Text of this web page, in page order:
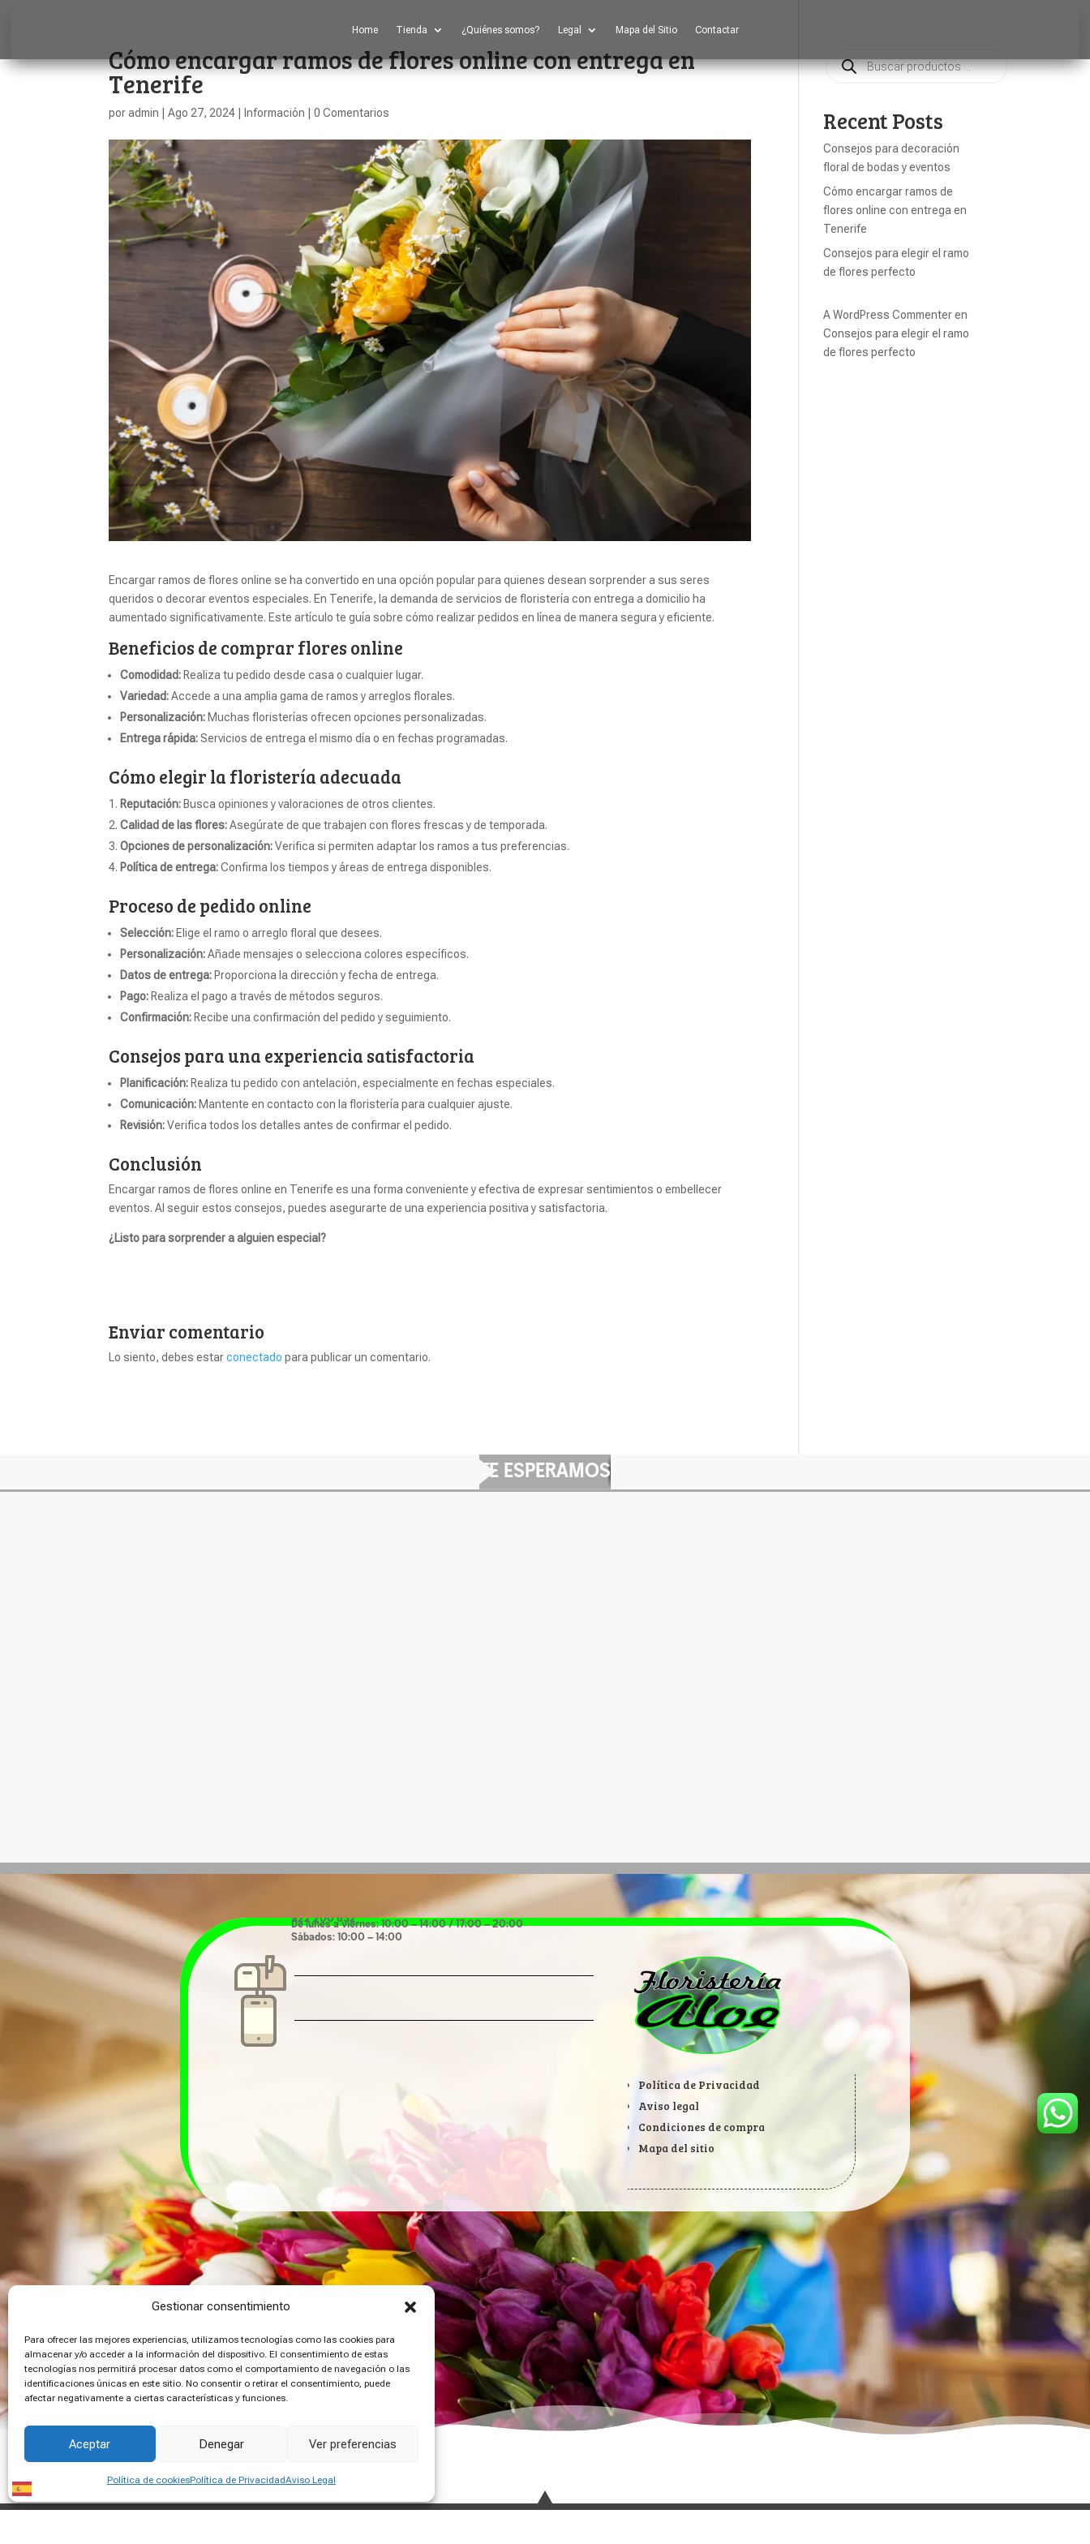
Gestionar consentimiento
Para ofrecer las mejores experiencias, utilizamos tecnologías como las cookies para
almacenar y/o acceder a la información del dispositivo. El consentimiento de estas
tecnologías nos permitirá procesar datos como el comportamiento de navegación o las
identificaciones únicas en este sitio. No consentir o retirar el consentimiento, puede
afectar negativamente a ciertas características y funciones.
Aceptar Denegar Ver preferencias
Política de cookiesPolítica de PrivacidadAviso Legal
Home Tienda ¿Quiénes somos? Legal Mapa del Sitio Contactar
Cómo encargar ramos de flores online con entrega en
Tenerife
poradmin |Ago 27, 2024 Información |0 Comentarios
Encargar ramos de flores online se ha convertido en una opción popular para quienes desean sorprender a sus seres
queridos o decorar eventos especiales. En Tenerife, la demanda de servicios de floristería con entrega a domicilio ha
aumentado significativamente. Este artículo te guía sobre cómo realizar pedidos en línea de manera segura y eficiente.
Beneficios de comprar flores online
Comodidad: Realiza tu pedido desde casa o cualquier lugar.
Variedad:Accede a una amplia gama de ramos y arreglos florales.
Personalización: Muchas floristerías ofrecen opciones personalizadas.
Entrega rápida:Servicios de entrega el mismo día o en fechas programadas.
Cómo elegir la floristería adecuada
Reputación: Busca opiniones y valoraciones de otros clientes.
Calidad de las flores:Asegúrate de que trabajen con flores frescas y de temporada.
Opciones de personalización:Verifica si permiten adaptar los ramos a tus preferencias.
Política de entrega:Confirma los tiempos y áreas de entrega disponibles.
Proceso de pedido online
Selección: Elige el ramo o arreglo floral que desees.
Personalización:Añade mensajes o selecciona colores específicos.
Datos de entrega: Proporciona la dirección y fecha de entrega.
Pago: Realiza el pago a través de métodos seguros.
Confirmación: Recibe una confirmación del pedido y seguimiento.
Consejos para una experiencia satisfactoria
Planificación: Realiza tu pedido con antelación, especialmente en fechas especiales.
Comunicación: Mantente en contacto con la floristería para cualquier ajuste.
Revisión:Verifica todos los detalles antes de confirmar el pedido.
Conclusión
Encargar ramos de flores online en Tenerife es una forma conveniente y efectiva de expresar sentimientos o embellecer
eventos. Al seguir estos consejos, puedes asegurarte de una experiencia positiva y satisfactoria.
¿Listo para sorprender a alguien especial?
Enviar comentario
Lo siento, debes estarconectado para publicar un comentario.
de
productos
Recent Posts
Consejos para decoración
floral de bodas y eventos
Cómo encargar ramos de
flores online con entrega en
Tenerife
Consejos para elegir el ramo
de flores perfecto
A WordPress Commenteren
Consejos para elegir el ramo
de flores perfecto
TE ESPERAMOS
Calle José Cúbiles, 1 – Bajo, Santa Cruz de Tenerife, 38007,
De lunes a viernes: 10:00 – 14:00 / 17:00 – 20:00
Sábados: 10:00 – 14:00
922 200 652
Política de Privacidad
Aviso legal
Condiciones de compra
Mapa del sitio